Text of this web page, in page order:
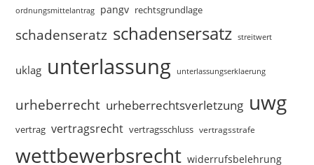
ordnungsmittelantrag pangv rechtsgrundlage
schadenseratz schadensersatz streitwert
uklag unterlassung unterlassungserklaerung
urheberrecht urheberrechtsverletzung uwg
vertrag vertragsrecht vertragsschluss vertragsstrafe
wettbewerbsrecht widerrufsbelehrung